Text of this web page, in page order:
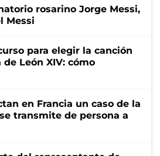
rosarino Jorge Messi,
Messi
para elegir la canción
León XIV: cómo
en Francia un caso de la
transmite de persona a